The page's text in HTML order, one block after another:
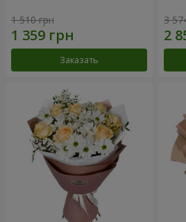
1 510 грн
Заказать
3